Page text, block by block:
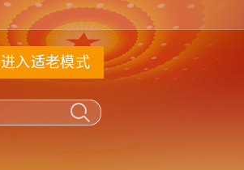
进入适老模式